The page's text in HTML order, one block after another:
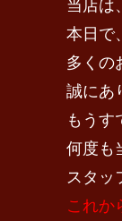
当店は
本日で
多くの
誠にあ
もうす
何度も
スタッ
これか